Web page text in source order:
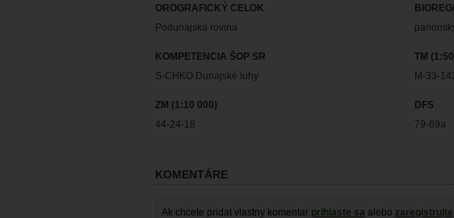
OROGRAFICKÝ CELOK
Podunajska rovina
KOMPETENCIA ŠOP SR
S-CHKO Dunajské luhy
TM
M-33-
ZM (1:10 000)
44-24-18
DFS
79-69a
KOMENTÁRE
Ak chcete pridat vlastny komentar prihlaste sa alebo zaregistrujte